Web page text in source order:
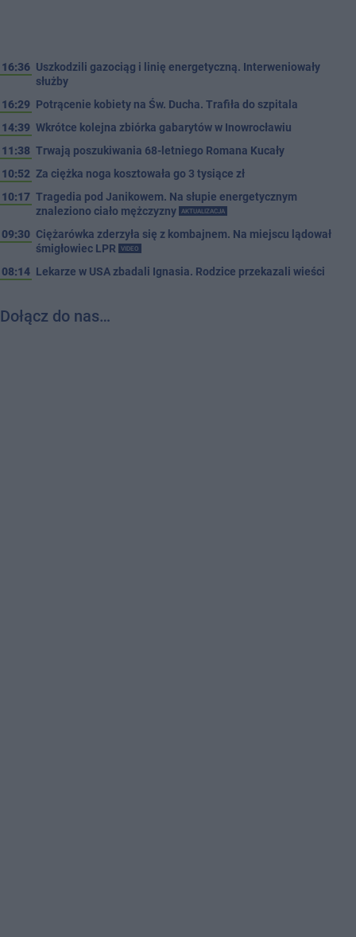
16:36 Uszkodzili gazociąg i linię energetyczną. Interweniowały
służby
16:29 Potrącenie kobiety na Św. Ducha. Trafiła do szpitala
14:39 Wkrótce kolejna zbiórka gabarytów w Inowrocławiu
11:38 Trwają poszukiwania 68-letniego Romana Kucały
10:52 Za ciężka noga kosztowała go 3 tysiące zł
10:17 Tragedia pod Janikowem. Na słupie energetycznym
znaleziono ciało mężczyzny
AKTUALIZACJA
09:30 Ciężarówka zderzyła się z kombajnem. Na miejscu lądował
śmigłowiec LPR
VIDEO
08:14 Lekarze w USA zbadali Ignasia. Rodzice przekazali wieści
Dołącz do nas…